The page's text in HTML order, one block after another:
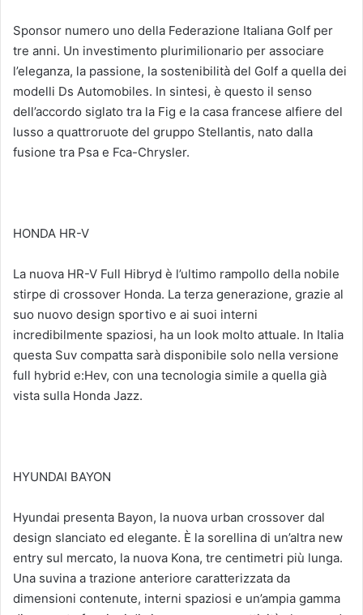
Sponsor numero uno della Federazione Italiana Golf per
tre anni. Un investimento plurimilionario per associare
l’eleganza, la passione, la sostenibilità del Golf a quella dei
modelli Ds Automobiles. In sintesi, è questo il senso
dell’accordo siglato tra la Fig e la casa francese alfiere del
lusso a quattroruote del gruppo Stellantis, nato dalla
fusione tra Psa e Fca-Chrysler.
HONDA HR-V
La nuova HR-V Full Hibryd è l’ultimo rampollo della nobile
stirpe di crossover Honda. La terza generazione, grazie al
suo nuovo design sportivo e ai suoi interni
incredibilmente spaziosi, ha un look molto attuale. In Italia
questa Suv compatta sarà disponibile solo nella versione
full hybrid e:Hev, con una tecnologia simile a quella già
vista sulla Honda Jazz.
HYUNDAI BAYON
Hyundai presenta Bayon, la nuova urban crossover dal
design slanciato ed elegante. È la sorellina di un’altra new
entry sul mercato, la nuova Kona, tre centimetri più lunga.
Una suvina a trazione anteriore caratterizzata da
dimensioni contenute, interni spaziosi e un’ampia gamma